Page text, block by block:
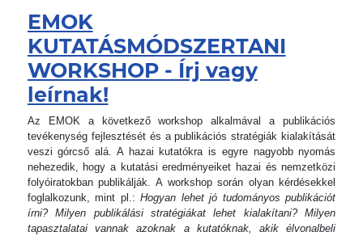
EMOK
KUTATÁSMÓDSZERTANI
WORKSHOP - Írj vagy
leírnak!
Az EMOK a következő workshop alkalmával a publikációs
tevékenység fejlesztését és a publikációs stratégiák kialakítását
veszi górcső alá. A hazai kutatókra is egyre nagyobb nyomás
nehezedik, hogy a kutatási eredményeiket hazai és nemzetközi
folyóiratokban publikálják. A workshop során olyan kérdésekkel
foglalkozunk, mint pl.:Hogyan lehet jó tudományos publikációt
írni? Milyen publikálási stratégiákat lehet kialakítani? Milyen
tapasztalatai vannak azoknak a kutatóknak, akik élvonalbeli